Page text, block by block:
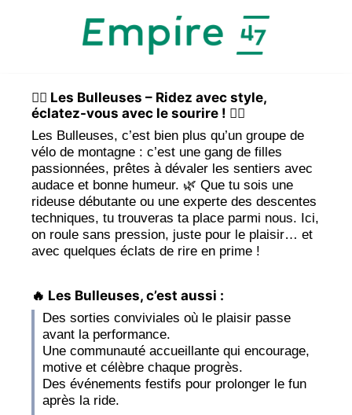
🚵‍♀️ Les Bulleuses – Ridez avec style,
éclatez-vous avec le sourire ! 🚵‍♀️
Les Bulleuses, c’est bien plus qu’un groupe de
vélo de montagne : c’est une gang de filles
passionnées, prêtes à dévaler les sentiers avec
audace et bonne humeur. 🌿 Que tu sois une
rideuse débutante ou une experte des descentes
techniques, tu trouveras ta place parmi nous. Ici,
on roule sans pression, juste pour le plaisir… et
avec quelques éclats de rire en prime !
🔥 Les Bulleuses, c’est aussi :
Des sorties conviviales où le plaisir passe
avant la performance.
Une communauté accueillante qui encourage,
motive et célèbre chaque progrès.
Des événements festifs pour prolonger le fun
après la ride.